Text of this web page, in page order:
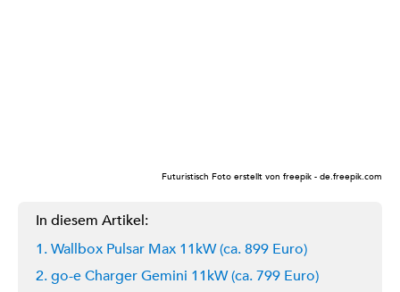
Futuristisch Foto erstellt von freepik - de.freepik.com
In diesem Artikel:
1. Wallbox Pulsar Max 11kW (ca. 899 Euro)
2. go-e Charger Gemini 11kW (ca. 799 Euro)